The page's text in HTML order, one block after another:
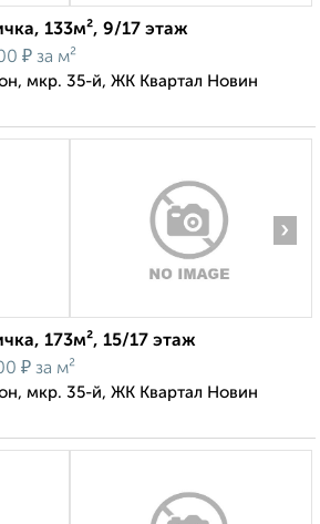
133м², 9/17 этаж
₽ за м²
мкр. 35-й, ЖК Квартал Новин
›
173м², 15/17 этаж
₽ за м²
мкр. 35-й, ЖК Квартал Новин